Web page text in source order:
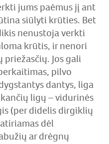
jums paėmus jį ant
siūlyti krūties. Bet
nenustoja verkti
krūtis, ir nenori
Jos gali
pilvo
dantys, liga
ligų – vidurinės
(per didelis dirgiklių
dėl
ar drėgnų